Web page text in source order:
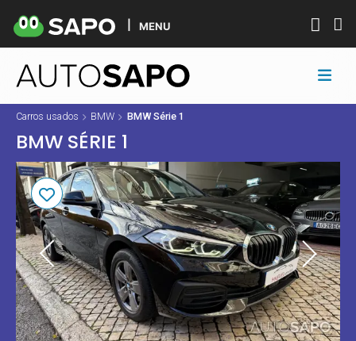
MENU
Carros usados BMW BMW Série 1
BMW SÉRIE 1